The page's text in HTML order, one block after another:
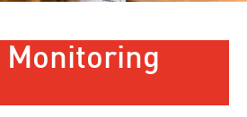
Monitoring